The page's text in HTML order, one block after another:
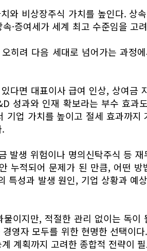
와 비상장주식 가치를 높인다. 상
·증여세가 세계 최고 수준임을 고
히려 다음 세대로 넘어가는 과정
다면 대표이사 급여 인상, 상여금
성과와 인재 확보라는 부수 효과
기업 가치를 높이고 절세 효과까
발생 위험이나 명의신탁주식 등
누적되어 문제가 된 만큼, 어떤
특성과 발생 원인, 기업 상황과 예
이지만, 적절한 관리 없이는 독이
영자 모두를 위한 현명한 선택이
계획까지 고려한 종합적 전략이